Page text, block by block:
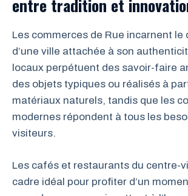
entre tradition et
Les commerces de Rue incarnent le
d’une ville attachée à son
locaux perpétuent des savoir-faire
des objets typiques ou réalisés à
matériaux naturels, tandis que les
modernes répondent à tous les
visiteurs.
Les cafés et restaurants du centre-
cadre idéal pour profiter d’un